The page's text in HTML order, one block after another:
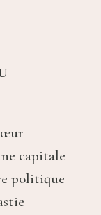
capitale
politique